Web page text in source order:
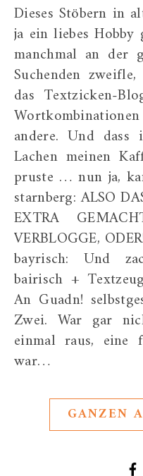
Dieses Stöbern in alten Suchbegriffen ist mir
ja ein liebes Hobby
manchmal an der
Suchenden
das Textzicken-
andere. Und
Lachen meinen
pruste … nun ja,
starnberg: ALSO
EXTRA
VERBLOGGE,
bayrisch: Und
bairisch +
An Guadn!
Zwei. War gar
einmal raus,
war…
GANZEN